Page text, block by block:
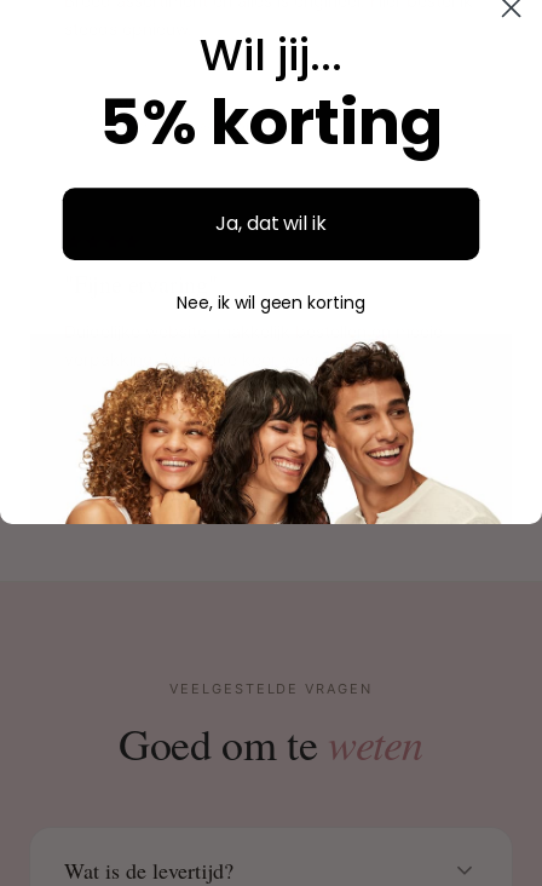
Aidan
Geverifieerde aankoop
"
verpakking. Volgende keer weer.
S Savannah
Geverifieerde aankoop
VEELGESTELDE VRAGEN
Goed om te weten
Wat is de levertijd?
Wil jij...
5% korting
Ja, dat wil ik
Nee, ik wil geen korting